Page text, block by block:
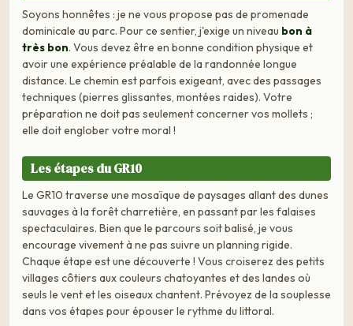
Soyons honnêtes : je ne vous propose pas de promenade
dominicale au parc. Pour ce sentier, j'exige un niveau bon à
très bon. Vous devez être en bonne condition physique et
avoir une expérience préalable de la randonnée longue
distance. Le chemin est parfois exigeant, avec des passages
techniques (pierres glissantes, montées raides). Votre
préparation ne doit pas seulement concerner vos mollets ;
elle doit englober votre moral !
Les étapes du GR10
Le GR10 traverse une mosaïque de paysages allant des dunes
sauvages à la forêt charretière, en passant par les falaises
spectaculaires. Bien que le parcours soit balisé, je vous
encourage vivement à ne pas suivre un planning rigide.
Chaque étape est une découverte ! Vous croiserez des petits
villages côtiers aux couleurs chatoyantes et des landes où
seuls le vent et les oiseaux chantent. Prévoyez de la souplesse
dans vos étapes pour épouser le rythme du littoral.